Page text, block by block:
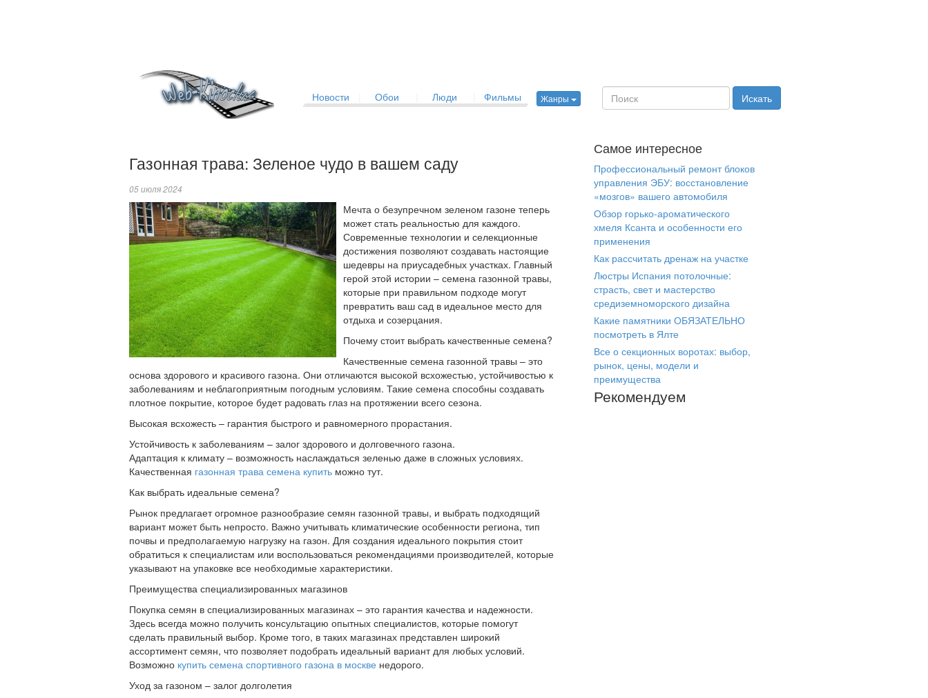
Новости Обои Люди Фильмы Жанры
Газонная трава: Зеленое чудо в вашем саду
05 июля 2024
Мечта о безупречном зеленом газоне теперь
может стать реальностью для каждого.
Современные технологии и селекционные
достижения позволяют создавать настоящие
шедевры на приусадебных участках. Главный
герой этой истории – семена газонной травы,
которые при правильном подходе могут
превратить ваш сад в идеальное место для
отдыха и созерцания.
Почему стоит выбрать качественные семена?
Качественные семена газонной травы – это
основа здорового и красивого газона. Они отличаются высокой всхожестью, устойчивостью к
заболеваниям и неблагоприятным погодным условиям. Такие семена способны создавать
плотное покрытие, которое будет радовать глаз на протяжении всего сезона.
Высокая всхожесть – гарантия быстрого и равномерного прорастания.
Устойчивость к заболеваниям – залог здорового и долговечного газона.
Адаптация к климату – возможность наслаждаться зеленью даже в сложных условиях.
Качественная газонная трава семена купить можно тут.
Как выбрать идеальные семена?
Рынок предлагает огромное разнообразие семян газонной травы, и выбрать подходящий
вариант может быть непросто. Важно учитывать климатические особенности региона, тип
почвы и предполагаемую нагрузку на газон. Для создания идеального покрытия стоит
обратиться к специалистам или воспользоваться рекомендациями производителей, которые
указывают на упаковке все необходимые характеристики.
Преимущества специализированных магазинов
Покупка семян в специализированных магазинах – это гарантия качества и надежности.
Здесь всегда можно получить консультацию опытных специалистов, которые помогут
сделать правильный выбор. Кроме того, в таких магазинах представлен широкий
ассортимент семян, что позволяет подобрать идеальный вариант для любых условий.
Возможно купить семена спортивного газона в москве недорого.
Уход за газоном – залог долголетия
Самое интересное
Профессиональный ремонт блоков
управления ЭБУ: восстановление
«мозгов» вашего автомобиля
Обзор горько-ароматического
хмеля Ксанта и особенности его
применения
Как рассчитать дренаж на участке
Люстры Испания потолочные:
страсть, свет и мастерство
средиземноморского дизайна
Какие памятники ОБЯЗАТЕЛЬНО
посмотреть в Ялте
Все о секционных воротах: выбор,
рынок, цены, модели и
преимущества
Рекомендуем